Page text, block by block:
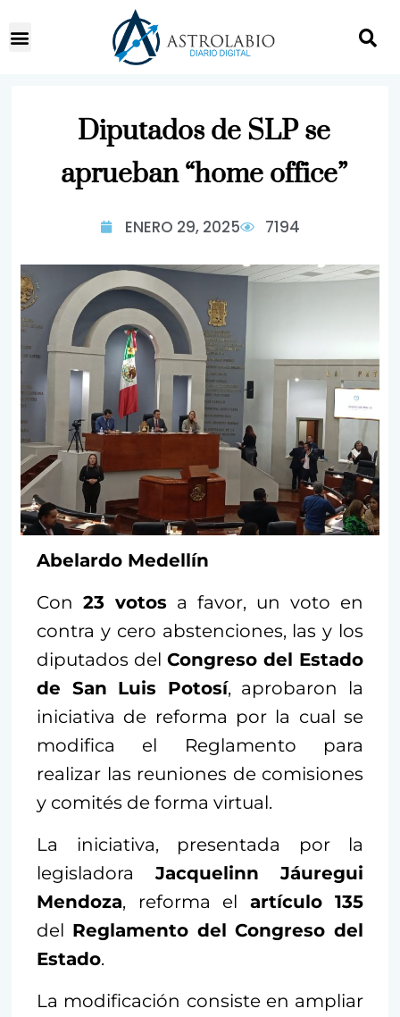
Diputados de SLP se
aprueban “home office”
ENERO 29, 2025 7194
Abelardo Medellín
Con 23 votos a favor, un voto en
contra y cero abstenciones, las y los
diputados del Congreso del Estado
de San Luis Potosí, aprobaron la
iniciativa de reforma por la cual se
modifica el Reglamento para
realizar las reuniones de comisiones
y comités de forma virtual.
La iniciativa, presentada por la
legisladoraJacquelinn Jáuregui
Mendoza, reforma el artículo 135
del Reglamento del Congreso del
Estado.
La modificación consiste en ampliar